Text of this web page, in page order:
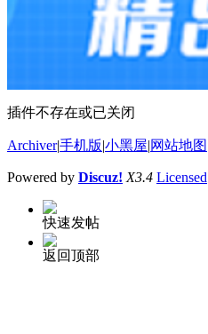
插件不存在或已关闭
Archiver|手机版 小黑屋 网站地图
Powered by Discuz! X3.4 Licensed
快速发帖
返回顶部